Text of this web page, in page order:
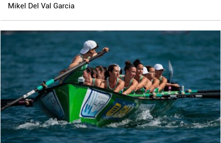
Mikel Del Val Garcia